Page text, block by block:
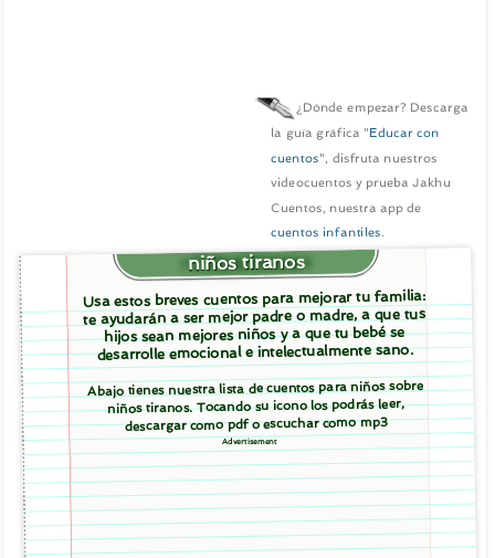
¿Dónde empezar? Descarga
la guía gráfica "Educar con
cuentos", disfruta nuestros
videocuentos y prueba Jakhu
Cuentos, nuestra app de
cuentos infantiles.
niños tiranos
Usa estos breves cuentos para mejorar tu familia:
te ayudarán a ser mejor padre o madre, a que tus
hijos sean mejores niños y a que tu bebé se
desarrolle emocional e intelectualmente sano.
Abajo tienes nuestra lista de cuentos para niños sobre
niños tiranos. Tocando su icono los podrás leer,
descargar como pdf o escuchar como mp3
Advertisement